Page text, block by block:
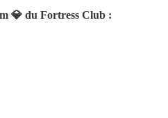
💎 du Fortress Club :